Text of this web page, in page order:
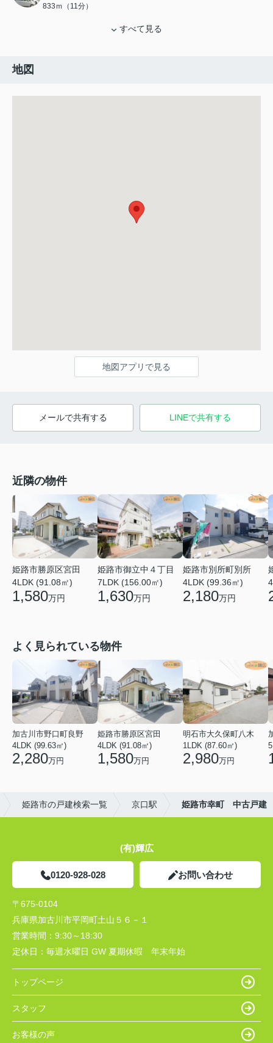
833ｍ（11分）
すべて見る
地図
地図アプリで見る
メールで共有する LINEで共有する
近隣の物件
姫路市勝原区宮田
4LDK (91.08㎡)
1,580万円
姫路市御立中４丁目
7LDK (156.00㎡)
1,630万円
姫路市別所町別所
4LDK (99.36㎡)
2,180万円
よく見られている物件
加古川市野口町良野
4LDK (99.63㎡)
2,280万円
姫路市勝原区宮田
4LDK (91.08㎡)
1,580万円
明石市大久保町八木
1LDK (87.60㎡)
2,980万円
姫路市の戸建検索一覧 京口駅 姫路市幸町 中古戸建
(有)輝広
0120-928-028 お問い合わせ
〒675-0104
兵庫県加古川市平岡町土山５６－１
営業時間： 9:30～18:30
定休日： 毎週水曜日 GW 夏期休暇 年末年始
トップページ
スタッフ
お客様の声